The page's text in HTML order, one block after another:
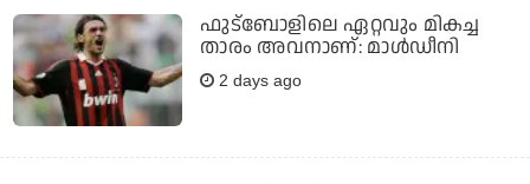
ഫുട്‌ബോളിലെ ഏറ്റവും മികച്ച
താരം അവനാണ്: മാള്‍ഡീനി
2 days ago